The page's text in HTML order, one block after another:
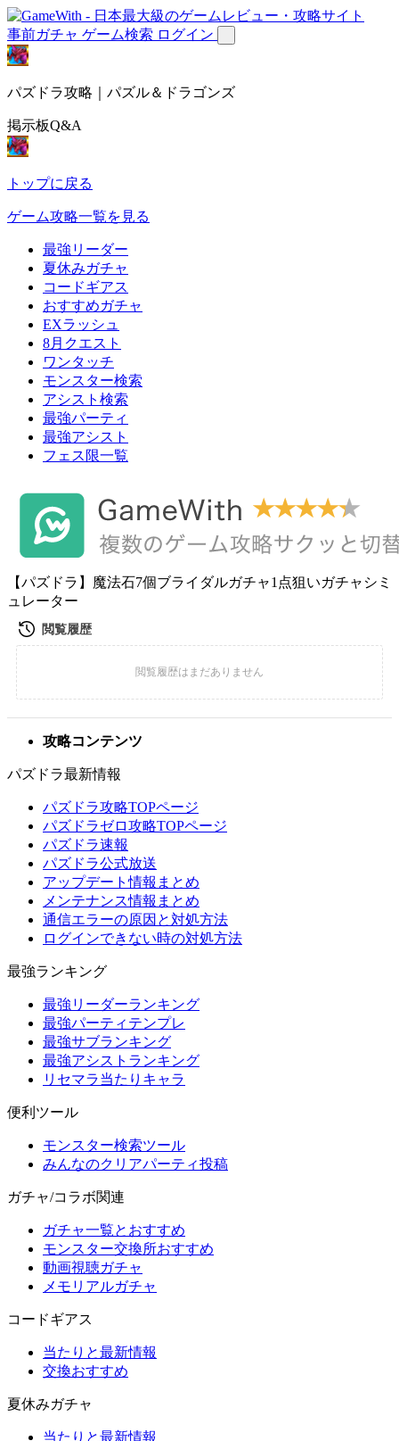
事前ガチャ ゲーム検索 ログイン
パズドラ攻略｜パズル＆ドラゴンズ
掲示板Q&A
トップに戻る
ゲーム攻略一覧を見る
最強リーダー
夏休みガチャ
コードギアス
おすすめガチャ
EXラッシュ
8月クエスト
ワンタッチ
モンスター検索
アシスト検索
最強パーティ
最強アシスト
フェス限一覧
【パズドラ】魔法石7個ブライダルガチャ1点狙いガチャシミ
ュレーター
攻略コンテンツ
パズドラ最新情報
パズドラ攻略TOPページ
パズドラゼロ攻略TOPページ
パズドラ速報
パズドラ公式放送
アップデート情報まとめ
メンテナンス情報まとめ
通信エラーの原因と対処方法
ログインできない時の対処方法
最強ランキング
最強リーダーランキング
最強パーティテンプレ
最強サブランキング
最強アシストランキング
リセマラ当たりキャラ
便利ツール
モンスター検索ツール
みんなのクリアパーティ投稿
ガチャ/コラボ関連
ガチャ一覧とおすすめ
モンスター交換所おすすめ
動画視聴ガチャ
メモリアルガチャ
コードギアス
当たりと最新情報
交換おすすめ
夏休みガチャ
当たりと最新情報